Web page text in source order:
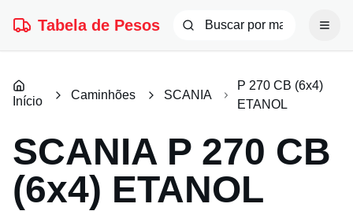
Tabela de Pesos
Início Caminhões SCANIA
P 270 CB (6x4)
ETANOL
SCANIA P 270 CB
(6x4) ETANOL